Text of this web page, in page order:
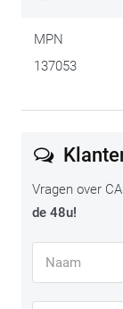
MPN
137053
Vragen over
de 48u!